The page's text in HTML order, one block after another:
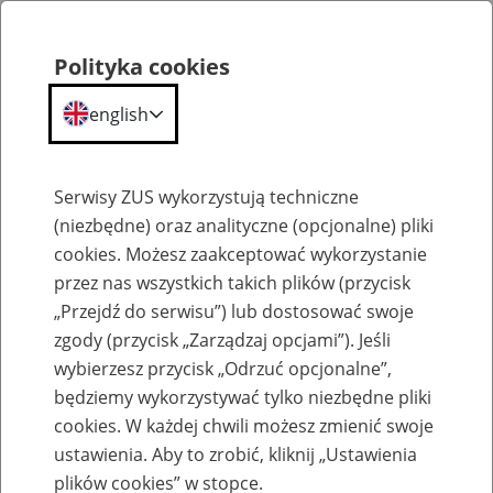
Szkolenia
Zaproś ZUS do siebie: Aktywni 50+
Polityka cookies
english
Serwisy ZUS wykorzystują techniczne
(niezbędne) oraz analityczne (opcjonalne) pliki
cookies. Możesz zaakceptować wykorzystanie
przez nas wszystkich takich plików (przycisk
„Przejdź do serwisu”) lub dostosować swoje
zgody (przycisk „Zarządzaj opcjami”). Jeśli
wybierzesz przycisk „Odrzuć opcjonalne”,
będziemy wykorzystywać tylko niezbędne pliki
cookies. W każdej chwili możesz zmienić swoje
ustawienia. Aby to zrobić, kliknij „Ustawienia
plików cookies” w stopce.